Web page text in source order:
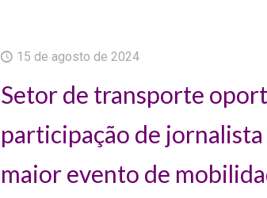
15 de agosto de 2024
Setor de transporte
participação de
maior evento de